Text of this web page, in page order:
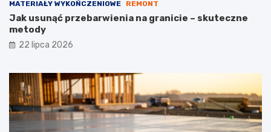
MATERIAŁY WYKOŃCZENIOWE REMONT
Jak usunąć przebarwienia na granicie – skuteczne
metody
22 lipca 2026